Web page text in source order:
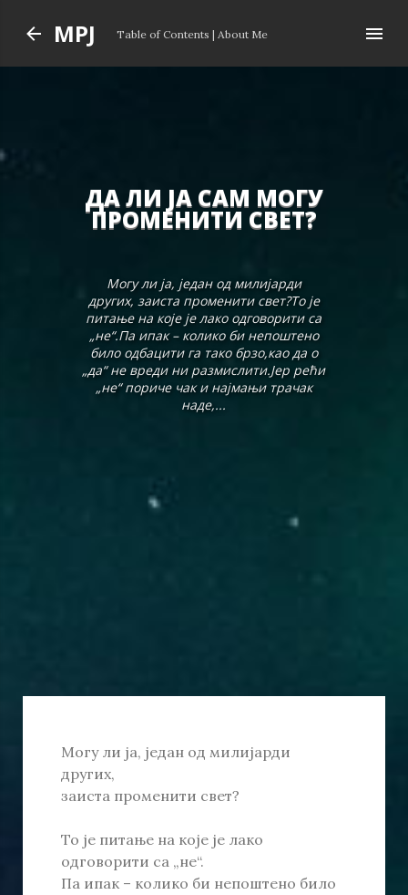
MPJ Table of Contents | About Me
ДА ЛИ ЈА САМ МОГУ
ПРОМЕНИТИ СВЕТ?
Могу ли ја, један од милијарди
других, заиста променити свет?То је
питање на које је лако одговорити са
„не“.Па ипак – колико би непоштено
било одбацити га тако брзо,као да о
„да“ не вреди ни размислити.Јер рећи
„не“ пориче чак и најмањи трачак
наде,...
Могу ли ја, један од милијарди
других,
заиста променити свет?
То је питање на које је лако
одговорити са „не“.
Па ипак – колико би непоштено било